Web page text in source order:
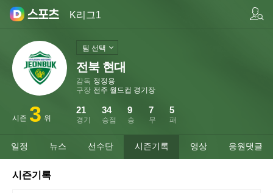
K리그1
전북 현대
감독 정정용
구장 전주 월드컵 경기장
시즌 3 위 경기
21
승점
34
승
9
무
7
패
5
팀 선택
일정 뉴스 선수단 시즌기록 영상 응원댓글
시즌기록